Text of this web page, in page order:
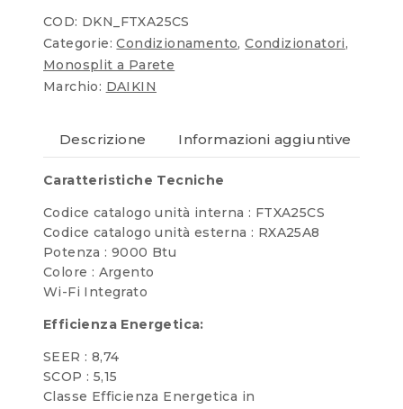
COD: DKN_FTXA25CS
Categorie:Condizionamento,Condizionatori,
Monosplit a Parete
Marchio: DAIKIN
Descrizione Informazioni aggiuntive
Caratteristiche Tecniche
Codice catalogo unità interna : FTXA25CS
Codice catalogo unità esterna : RXA25A8
Potenza : 9000 Btu
Colore : Argento
Wi-Fi Integrato
Efficienza Energetica:
SEER : 8,74
SCOP : 5,15
Classe Efficienza Energetica in